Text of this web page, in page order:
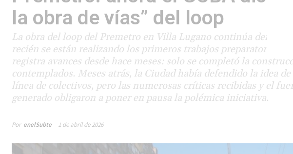
la obra de vías” del loop
La obra del loop del Premetro en Villa Lugano continúa
recién se están realizando los primeros trabajos preparatorios
registra avances desde hace meses: solo se completó la
contemplados. Meses atrás, la Ciudad había defendido la idea
línea de colectivos, pero las numerosas críticas recibidas y el
generado obligaron a poner en pausa la polémica iniciativa.
Por enelSubte 1 de abril de 2026